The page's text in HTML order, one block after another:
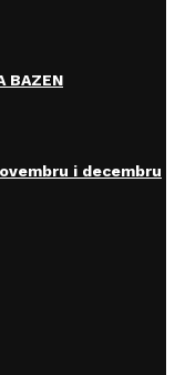
BAZEN
i decembru